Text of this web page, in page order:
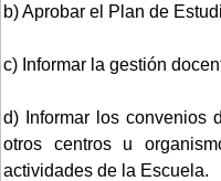
b) Aprobar el Plan de
c) Informar la gestión
d) Informar los convenios
otros centros u
actividades de la Escuela.